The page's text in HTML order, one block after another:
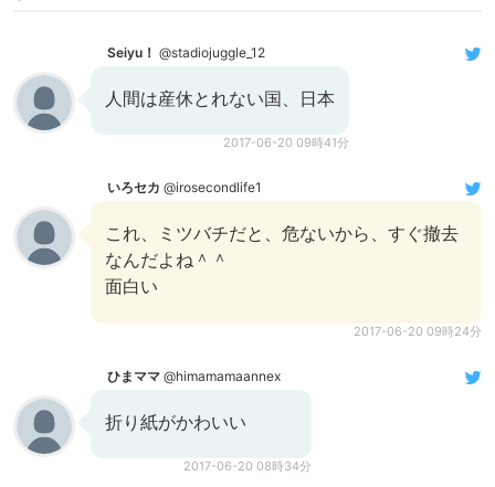
Seiyu！ @stadiojuggle_12
人間は産休とれない国、日本
2017-06-20 09時41分
いろセカ @irosecondlife1
これ、ミツバチだと、危ないから、すぐ撤去
なんだよね＾＾
面白い
2017-06-20 09時24分
ひまママ @himamamaannex
折り紙がかわいい
2017-06-20 08時34分